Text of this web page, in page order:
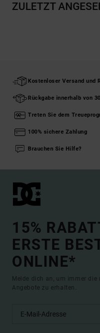
ZULETZT
Kostenloser Versand und
Rückgabe innerhalb von
Treten Sie dem
100% sichere Zahlung
Brauchen Sie Hilfe?
15%
ERSTE
ONLINE*
Melde dich an, um immer die
Angebote zu erhalten.